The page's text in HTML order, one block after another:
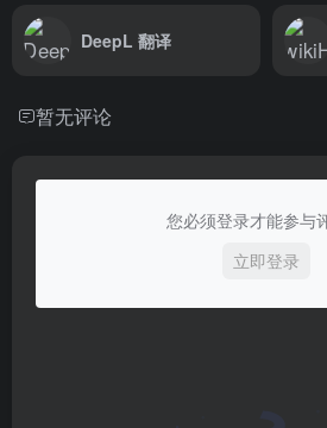
DeepL 翻译
暂无评论
您必须登录才能参与
立即登录